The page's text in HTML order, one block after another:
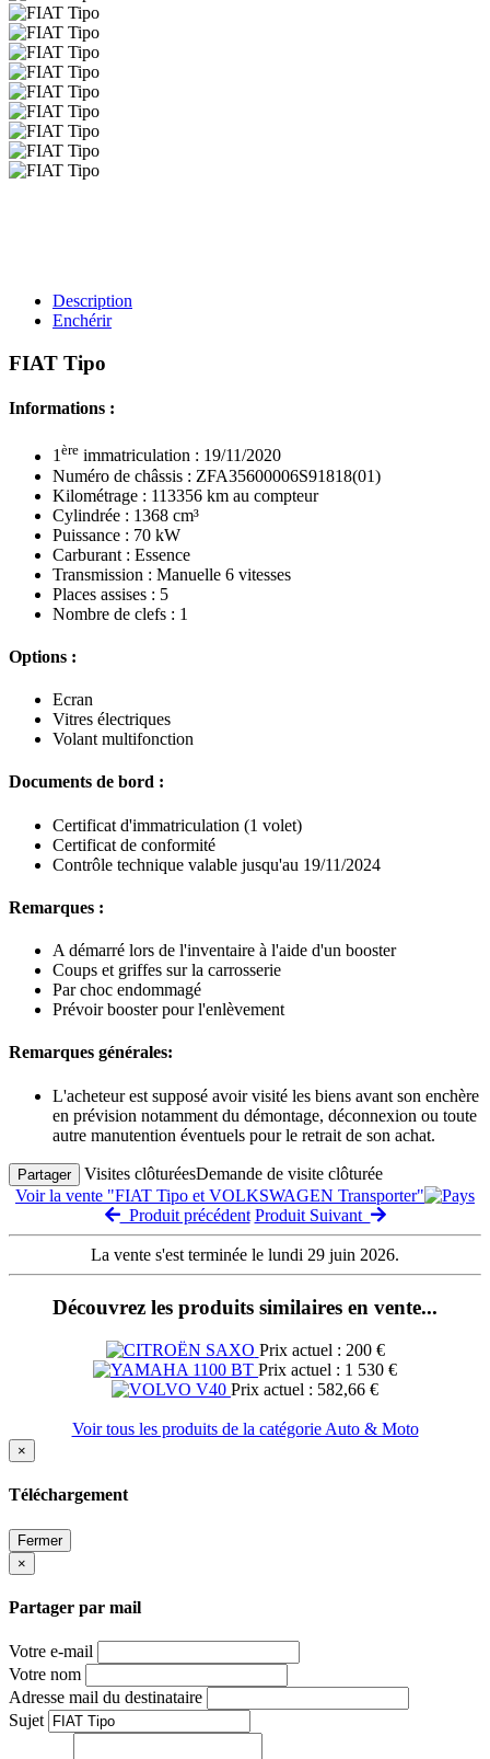
Description
Enchérir
FIAT Tipo
Informations :
1ère immatriculation : 19/11/2020
Numéro de châssis : ZFA35600006S91818(01)
Kilométrage : 113356 km au compteur
Cylindrée : 1368 cm³
Puissance : 70 kW
Carburant : Essence
Transmission : Manuelle 6 vitesses
Places assises : 5
Nombre de clefs : 1
Options :
Ecran
Vitres électriques
Volant multifonction
Documents de bord :
Certificat d'immatriculation (1 volet)
Certificat de conformité
Contrôle technique valable jusqu'au 19/11/2024
Remarques :
A démarré lors de l'inventaire à l'aide d'un booster
Coups et griffes sur la carrosserie
Par choc endommagé
Prévoir booster pour l'enlèvement
Remarques générales:
L'acheteur est supposé avoir visité les biens avant son enchère
en prévision notamment du démontage, déconnexion ou toute
autre manutention éventuels pour le retrait de son achat.
Partager Visites clôturéesDemande de visite clôturée
Voir la vente "FIAT Tipo et VOLKSWAGEN Transporter"
Produit précédent Produit Suivant
La vente s'est terminée le lundi 29 juin 2026.
Découvrez les produits similaires en vente...
Prix actuel : 200 €
Prix actuel : 1 530 €
Prix actuel : 582,66 €
Voir tous les produits de la catégorie Auto & Moto
×
Téléchargement
Fermer
×
Partager par mail
Votre e-mail
Votre nom
Adresse mail du destinataire
Sujet